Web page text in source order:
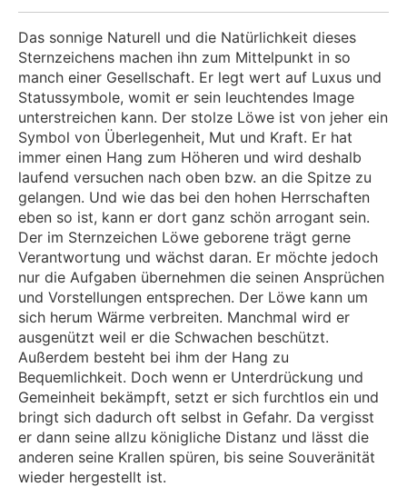
Das sonnige Naturell und die Natürlichkeit dieses
Sternzeichens machen ihn zum Mittelpunkt in so
manch einer Gesellschaft. Er legt wert auf Luxus und
Statussymbole, womit er sein leuchtendes Image
unterstreichen kann. Der stolze Löwe ist von jeher ein
Symbol von Überlegenheit, Mut und Kraft. Er hat
immer einen Hang zum Höheren und wird deshalb
laufend versuchen nach oben bzw. an die Spitze zu
gelangen. Und wie das bei den hohen Herrschaften
eben so ist, kann er dort ganz schön arrogant sein.
Der im Sternzeichen Löwe geborene trägt gerne
Verantwortung und wächst daran. Er möchte jedoch
nur die Aufgaben übernehmen die seinen Ansprüchen
und Vorstellungen entsprechen. Der Löwe kann um
sich herum Wärme verbreiten. Manchmal wird er
ausgenützt weil er die Schwachen beschützt.
Außerdem besteht bei ihm der Hang zu
Bequemlichkeit. Doch wenn er Unterdrückung und
Gemeinheit bekämpft, setzt er sich furchtlos ein und
bringt sich dadurch oft selbst in Gefahr. Da vergisst
er dann seine allzu königliche Distanz und lässt die
anderen seine Krallen spüren, bis seine Souveränität
wieder hergestellt ist.